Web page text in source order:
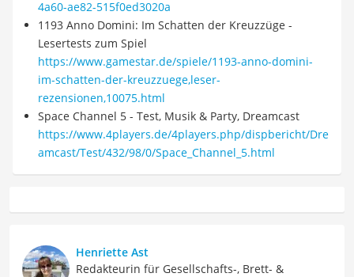
4a60-ae82-515f0ed3020a
1193 Anno Domini: Im Schatten der Kreuzzüge -
Lesertests zum Spiel
https://www.gamestar.de/spiele/1193-anno-domini-
im-schatten-der-kreuzzuege,leser-
rezensionen,10075.html
Space Channel 5 - Test, Musik & Party, Dreamcast
https://www.4players.de/4players.php/dispbericht/Dre
amcast/Test/432/98/0/Space_Channel_5.html
Henriette Ast
Redakteurin für Gesellschafts-, Brett- &